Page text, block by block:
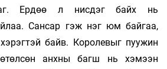
Ердөө л нисдэг байх нь
Сансар гэж нэг юм байгаа,
байв. Королевыг пуужин
анхны багш нь хэмээн